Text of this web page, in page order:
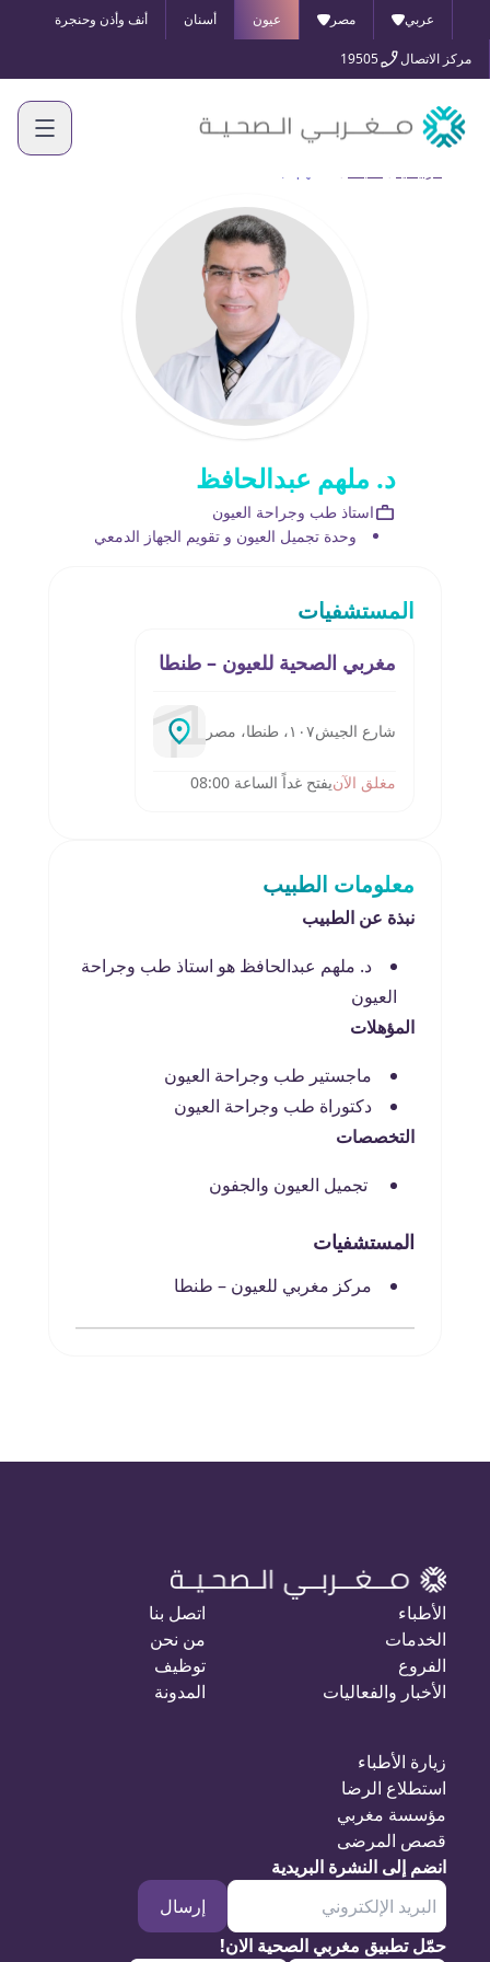
عربي مصر عيون أسنان أنف وأذن وحنجرة
مركز الاتصال 19505
د. ملهم عبدالحافظ
استاذ طب وجراحة العيون
وحدة تجميل العيون و تقويم الجهاز الدمعي
المستشفيات
مغربي الصحية للعيون – طنطا
شارع الجيش١٠٧، طنطا، مصر
مغلق الآنيفتح غداً الساعة 08:00
معلومات الطبيب
نبذة عن الطبيب
د. ملهم عبدالحافظ هو استاذ طب وجراحة
العيون
المؤهلات
ماجستير طب وجراحة العيون
دكتوراة طب وجراحة العيون
التخصصات
تجميل العيون والجفون
المستشفيات
مركز مغربي للعيون – طنطا
الأطباء
الخدمات
الفروع
الأخبار والفعاليات
اتصل بنا
من نحن
توظيف
المدونة
زيارة الأطباء
استطلاع الرضا
مؤسسة مغربي
قصص المرضى
انضم إلى النشرة البريدية
إرسال
حمّل تطبيق مغربي الصحية الان!